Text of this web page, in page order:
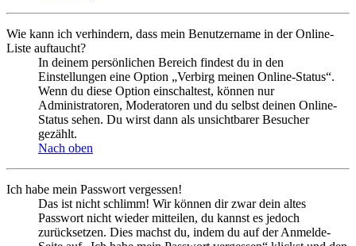
Wie kann ich verhindern, dass mein Benutzername in der Online-
Liste auftaucht?
In deinem persönlichen Bereich findest du in den
Einstellungen eine Option „Verbirg meinen Online-Status“.
Wenn du diese Option einschaltest, können nur
Administratoren, Moderatoren und du selbst deinen Online-
Status sehen. Du wirst dann als unsichtbarer Besucher
gezählt.
Nach oben
Ich habe mein Passwort vergessen!
Das ist nicht schlimm! Wir können dir zwar dein altes
Passwort nicht wieder mitteilen, du kannst es jedoch
zurücksetzen. Dies machst du, indem du auf der Anmelde-